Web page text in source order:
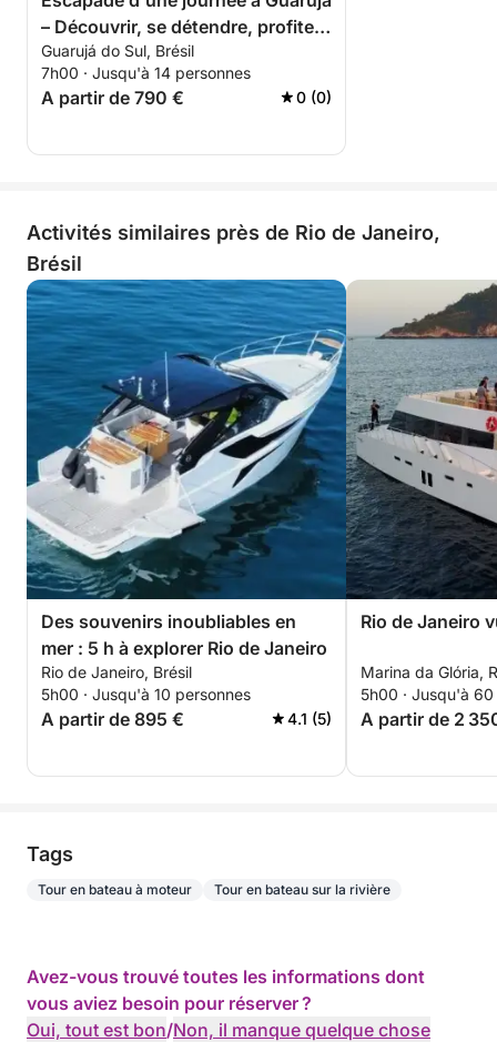
– Découvrir, se détendre, profiter
de la mer
Guarujá do Sul, Brésil
7h00 · Jusqu'à 14 personnes
A partir de 790 € 0 (0)
Activités similaires près de Rio de Janeiro,
Brésil
Des souvenirs inoubliables en
mer : 5 h à explorer Rio de Janeiro
Rio de Janeiro, Brésil
5h00 · Jusqu'à 10 personnes
A partir de 895 € 4.1 (5)
Rio de Janeiro
Marina da Glória,
5h00 · Jusqu'à
A partir de 2
Tags
Tour en bateau à moteur Tour en bateau sur la rivière
Avez-vous trouvé toutes les informations dont
vous aviez besoin pour réserver ?
Oui, tout est bon/Non, il manque quelque chose